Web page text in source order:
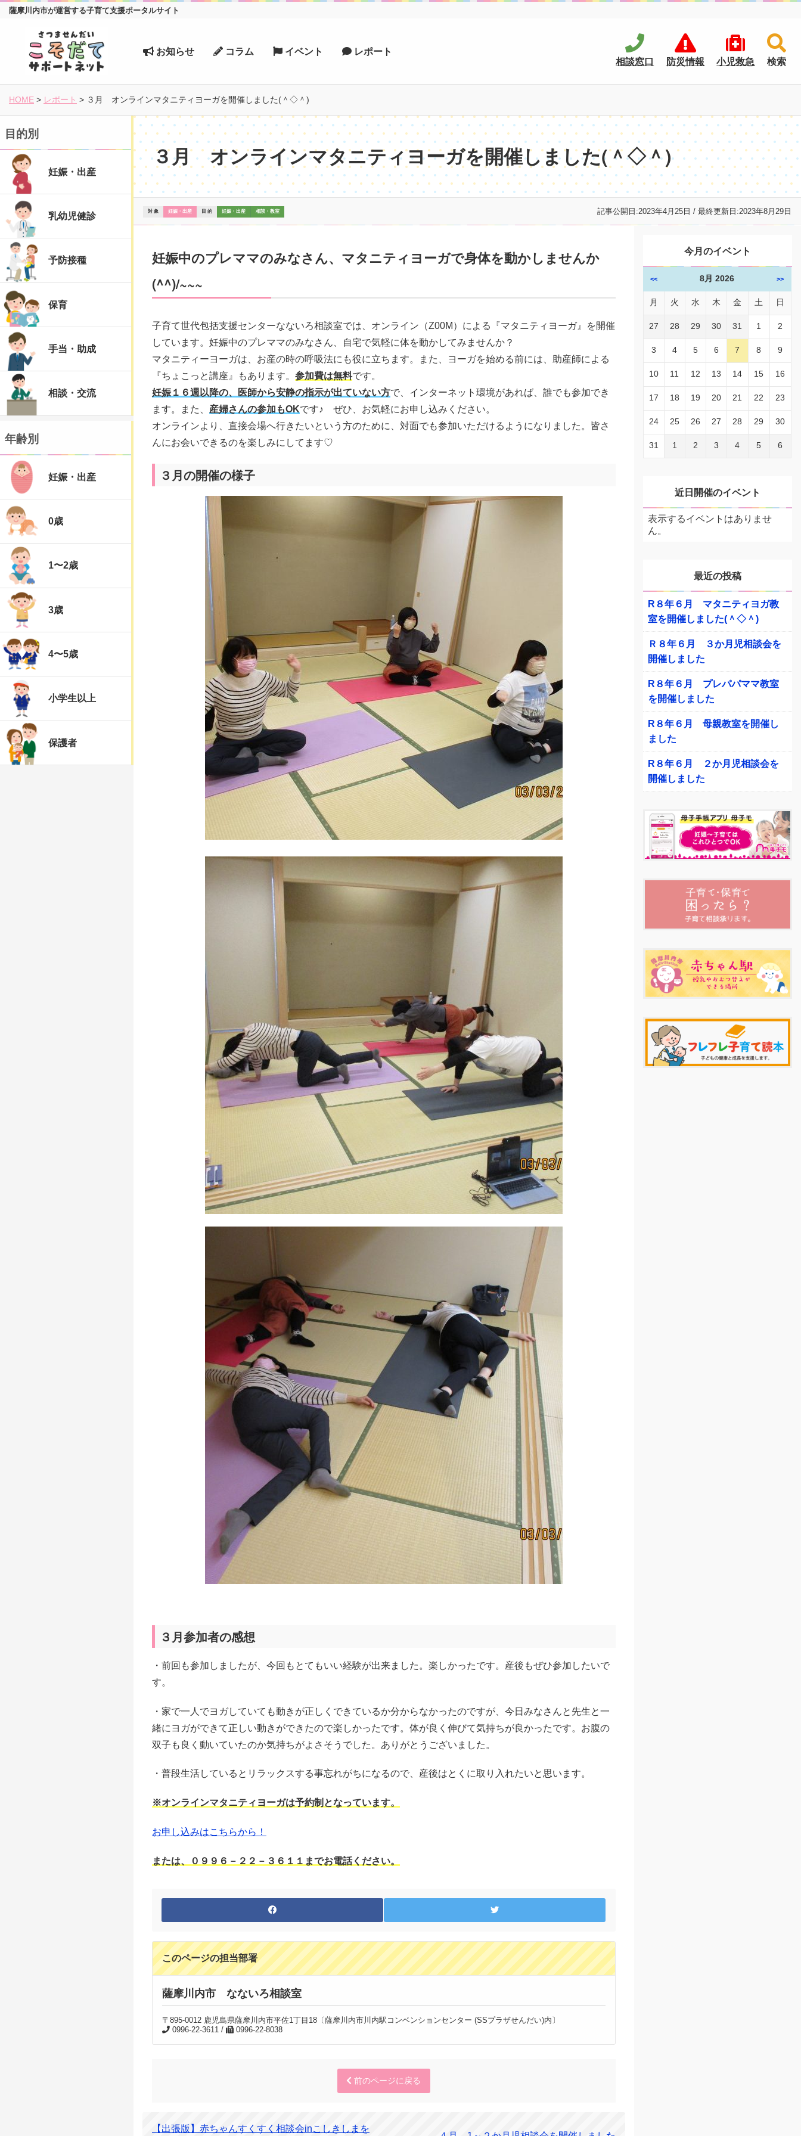
薩摩川内市が運営する子育て支援ポータルサイト
お知らせ コラム イベント
レポート
相談窓口
防災情報 小児救急 検索
HOME > レポート > ３月 オンラインマタニティヨーガを開催しました(＾◇＾)
３月 オンラインマタニティヨーガを開催しました(＾◇＾)
対 象 妊娠・出産 目 的 妊娠・出産 相談・教室 記事公開日:2023年4月25日 / 最終更新日:2023年8月29日
妊娠中のプレママのみなさん、マタニティヨーガで身体を動かしませんか
(^^)/~~~
子育て世代包括支援センターなないろ相談室では、オンライン（Z00M）による『マタニティヨーガ』を開催
しています。妊娠中のプレママのみなさん、自宅で気軽に体を動かしてみませんか？
マタニティーヨーガは、お産の時の呼吸法にも役に立ちます。また、ヨーガを始める前には、助産師による
『ちょこっと講座』もあります。 参加費は無料です。
妊娠１６週以降の、医師から安静の指示が出ていない方で、インターネット環境があれば、誰でも参加でき
ます。また、 産婦さんの参加もOKです♪ ぜひ、お気軽にお申し込みください。
オンラインより、直接会場へ行きたいという方のために、対面でも参加いただけるようになりました。皆さ
んにお会いできるのを楽しみにしてます♡
３月の開催の様子
３月参加者の感想
・前回も参加しましたが、今回もとてもいい経験が出来ました。楽しかったです。産後もぜひ参加したいで
す。
・家で一人でヨガしていても動きが正しくできているか分からなかったのですが、今日みなさんと先生と一
緒にヨガができて正しい動きができたので楽しかったです。体が良く伸びて気持ちが良かったです。お腹の
双子も良く動いていたのか気持ちがよさそうでした。ありがとうございました。
・普段生活しているとリラックスする事忘れがちになるので、産後はとくに取り入れたいと思います。
※オンラインマタニティヨーガは予約制となっています。
お申し込みはこちらから！
または、０９９６－２２－３６１１までお電話ください。
このページの担当部署
薩摩川内市 なないろ相談室
〒895-0012 鹿児島県薩摩川内市平佐1丁目18〔薩摩川内市川内駅コンベンションセンター (SSプラザせんだい)内〕
0996-22-3611 /
0996-22-8038
前のページに戻る
【出張版】赤ちゃんすくすく相談会inこしきしまを
今月のイベント
<< 8月 2026 >>
月 火 水 木 金 土 日
27 28 29 30 31 1 2
3 4 5 6 7 8 9
10 11 12 13 14 15 16
17 18 19 20 21 22 23
24 25 26 27 28 29 30
31 1 2 3 4 5 6
近日開催のイベント
表示するイベントはありませ
ん。
最近の投稿
R８年６月 マタニティヨガ教
室を開催しました(＾◇＾)
Ｒ８年６月 ３か月児相談会を
開催しました
R８年６月 プレパパママ教室
を開催しました
R８年６月 母親教室を開催し
ました
R８年６月 ２か月児相談会を
開催しました
目的別
妊娠・出産
乳幼児健診
予防接種
保育
手当・助成
相談・交流
年齢別
妊娠・出産
0歳
1〜2歳
3歳
4〜5歳
小学生以上
保護者